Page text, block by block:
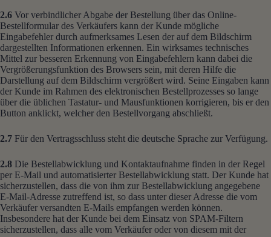
2.6 Vor verbindlicher Abgabe der Bestellung über das Online-
Bestellformular des Verkäufers kann der Kunde mögliche
Eingabefehler durch aufmerksames Lesen der auf dem Bildschirm
dargestellten Informationen erkennen. Ein wirksames technisches
Mittel zur besseren Erkennung von Eingabefehlern kann dabei die
Vergrößerungsfunktion des Browsers sein, mit deren Hilfe die
Darstellung auf dem Bildschirm vergrößert wird. Seine Eingaben kann
der Kunde im Rahmen des elektronischen Bestellprozesses so lange
über die üblichen Tastatur- und Mausfunktionen korrigieren, bis er den
Button anklickt, welcher den Bestellvorgang abschließt.
2.7 Für den Vertragsschluss steht die deutsche Sprache zur Verfügung.
2.8 Die Bestellabwicklung und Kontaktaufnahme finden in der Regel
per E-Mail und automatisierter Bestellabwicklung statt. Der Kunde hat
sicherzustellen, dass die von ihm zur Bestellabwicklung angegebene
E-Mail-Adresse zutreffend ist, so dass unter dieser Adresse die vom
Verkäufer versandten E-Mails empfangen werden können.
Insbesondere hat der Kunde bei dem Einsatz von SPAM-Filtern
sicherzustellen, dass alle vom Verkäufer oder von diesem mit der